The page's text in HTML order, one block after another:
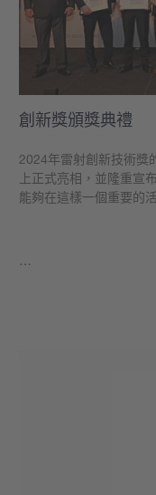
創新獎頒獎典禮
2024年雷射創新技術獎
上正式亮相，並隆重宣
能夠在這樣一個重要的
…